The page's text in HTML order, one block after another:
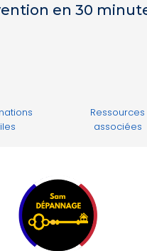
en 30
Ressources
associées